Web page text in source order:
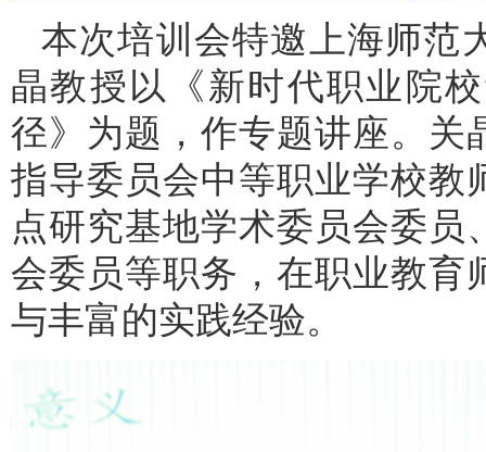
本次培训会特邀上海师范
晶教授以《新时代职业院
径》为题，作专题讲座。关
指导委员会中等职业学校教
点研究基地学术委员会委
会委员等职务，在职业教育
与丰富的实践经验。